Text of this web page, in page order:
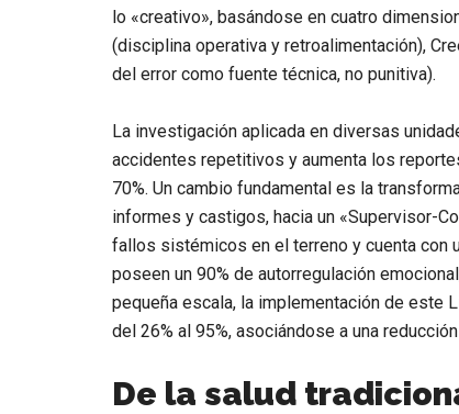
lo «creativo», basándose en cuatro
(disciplina operativa y retroalimentación),
del error como fuente técnica, no punitiva).
La investigación aplicada en diversas
accidentes repetitivos y aumenta los
70%. Un cambio fundamental es la
informes y castigos, hacia un «Supervisor-
fallos sistémicos en el terreno y cuenta con
poseen un 90% de autorregulación emocional
pequeña escala, la implementación de este
del 26% al 95%, asociándose a una
De la salud